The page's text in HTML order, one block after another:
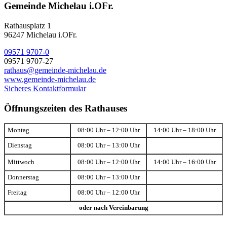
Gemeinde Michelau i.OFr.
Rathausplatz 1
96247 Michelau i.OFr.
09571 9707-0
09571 9707-27
rathaus@gemeinde-michelau.de
www.gemeinde-michelau.de
Sicheres Kontaktformular
Öffnungszeiten des Rathauses
Montag 08:00 Uhr – 12:00 Uhr 14:00 Uhr – 18:00 Uhr
Dienstag 08:00 Uhr – 13:00 Uhr
Mittwoch 08:00 Uhr – 12:00 Uhr 14:00 Uhr – 16:00 Uhr
Donnerstag 08:00 Uhr – 13:00 Uhr
Freitag 08:00 Uhr – 12:00 Uhr
oder nach Vereinbarung